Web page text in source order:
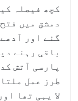
کچھ فیصلہ
دمشق میں
گئے اور
باقی رہنے
پارسی آتش
طرز عمل
لا یہی تھا